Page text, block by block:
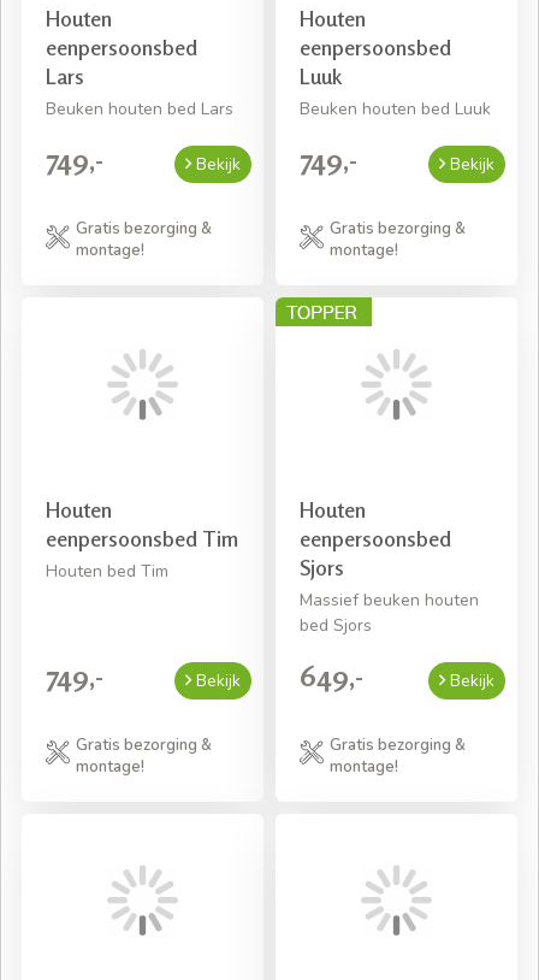
Houten
eenpersoonsbed
Lars
Beuken houten bed Lars
749,- Bekijk
Gratis bezorging &
montage!
Houten
eenpersoonsbed
Luuk
Beuken houten bed Luuk
749,- Bekijk
Gratis bezorging &
montage!
Houten
eenpersoonsbed Tim
Houten bed Tim
749,- Bekijk
Gratis bezorging &
montage!
Houten
eenpersoonsbed
Sjors
Massief beuken houten
bed Sjors
649,- Bekijk
Gratis bezorging &
montage!